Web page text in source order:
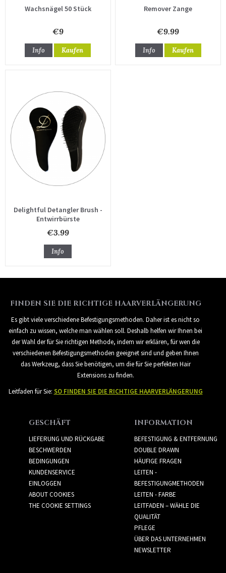
Wachsnägel 50 Stück
€9
Info Kaufen
Remover Zange
€9.99
Info Kaufen
Delightful Detangler Brush -
Entwirrbürste
€3.99
Info
FINDEN SIE DIE RICHTIGE HAARVERLÄNGERUNG
Es gibt viele verschiedene Befestigungsmethoden. Daher ist es nicht so
einfach zu wissen, welche man wählen soll. Deshalb helfen wir Ihnen bei
der Wahl der für Sie richtigen Methode, indem wir erklären, für wen die
verschiedenen Befestigungsmethoden geeignet sind und geben Ihnen
das Werkzeug, dass Sie benötigen, um die für Sie perfekten Hair
Extensions zu finden.
Leitfaden für Sie: SO FINDEN SIE DIE RICHTIGE HAARVERLÄNGERUNG
GESCHÄFT
LIEFERUNG UND RÜCKGABE
BESCHWERDEN
BEDINGUNGEN
KUNDENSERVICE
EINLOGGEN
ABOUT COOKIES
THE COOKIE SETTINGS
INFORMATION
BEFESTIGUNG & ENTFERNUNG
DOUBLE DRAWN
HÄUFIGE FRAGEN
LEITEN -
BEFESTIGUNGMETHODEN
LEITEN - FARBE
LEITFADEN – WÄHLE DIE
QUALITÄT
PFLEGE
ÜBER DAS UNTERNEHMEN
NEWSLETTER